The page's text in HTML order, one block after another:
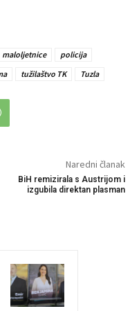
maloljetnice
policija
tužilaštvo TK Tuzla
Naredni članak
BiH remizirala s Austrijom i
izgubila direktan plasman